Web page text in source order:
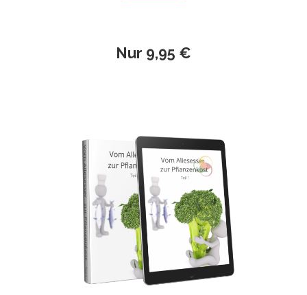
Nur 9,95 €